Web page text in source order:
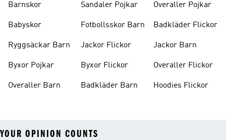
Barnskor
Babyskor
Ryggsäckar Barn
Byxor Pojkar
Overaller Barn
Sandaler Pojkar
Fotbollsskor Barn
Jackor Flickor
Byxor Flickor
Badkläder Barn
Overaller Pojkar
Badkläder Flickor
Jackor Barn
Overaller Flickor
Hoodies Flickor
YOUR OPINION COUNTS